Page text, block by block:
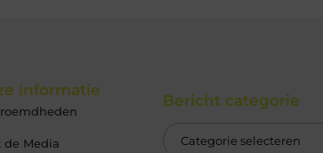
informatie
de Media
Bericht categorie